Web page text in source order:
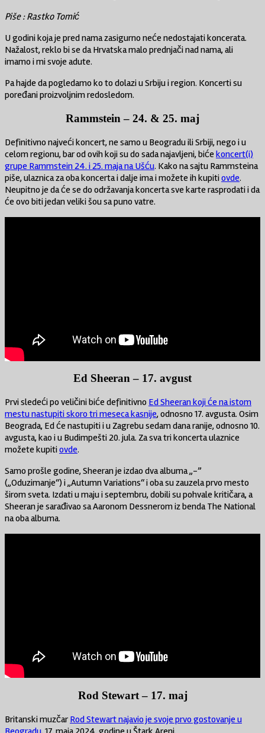
Piše : Rastko Tomić
U godini koja je pred nama zasigurno neće nedostajati koncerata.
Nažalost, reklo bi se da Hrvatska malo prednjači nad nama, ali
imamo i mi svoje adute.
Pa hajde da pogledamo ko to dolazi u Srbiju i region. Koncerti su
poređani proizvoljnim redosledom.
Rammstein – 24. & 25. maj
Definitivno najveći koncert, ne samo u Beogradu ili Srbiji, nego i u
celom regionu, bar od ovih koji su do sada najavljeni, biće koncert(i)
grupe Rammstein 24. i 25. maja na Ušću. Kako na sajtu Rammsteina
piše, ulaznica za oba koncerta i dalje ima i možete ih kupitiovde.
Neupitno je da će se do održavanja koncerta sve karte rasprodati i da
će ovo biti jedan veliki šou sa puno vatre.
Ed Sheeran – 17. avgust
Prvi sledeći po veličini biće definitivno Ed Sheeran koji će na istom
mestu nastupiti skoro tri meseca kasnije, odnosno 17. avgusta. Osim
Beograda, Ed će nastupiti i u Zagrebu sedam dana ranije, odnosno 10.
avgusta, kao i u Budimpešti 20. jula. Za sva tri koncerta ulaznice
možete kupitiovde.
Samo prošle godine, Sheeran je izdao dva albuma „-”
(„Oduzimanje“) i „Autumn Variations“ i oba su zauzela prvo mesto
širom sveta. Izdati u maju i septembru, dobili su pohvale kritičara, a
Sheeran je sarađivao sa Aaronom Dessnerom iz benda The National
na oba albuma.
Rod Stewart – 17. maj
Britanski muzčar Rod Stewart najavio je svoje prvo gostovanje u